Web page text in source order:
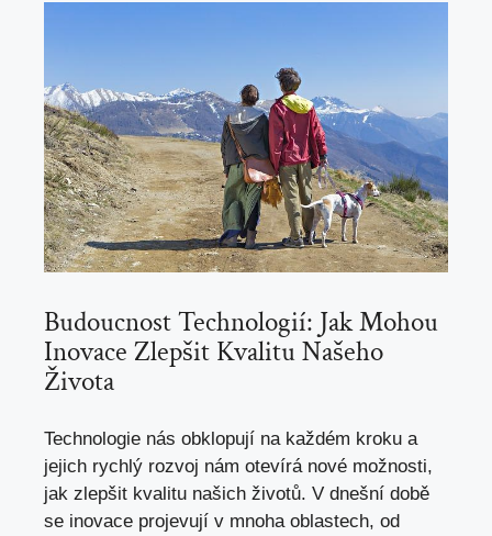
Budoucnost Technologií:⁢ Jak Mohou
‌Inovace ​Zlepšit Kvalitu Našeho
Života
Technologie nás‍ obklopují na každém kroku ‍a​
jejich rychlý rozvoj nám⁢ otevírá nové možnosti,⁤
jak zlepšit kvalitu ‍našich životů. V dnešní době
se ⁣inovace projevují v ‌mnoha oblastech, od‍